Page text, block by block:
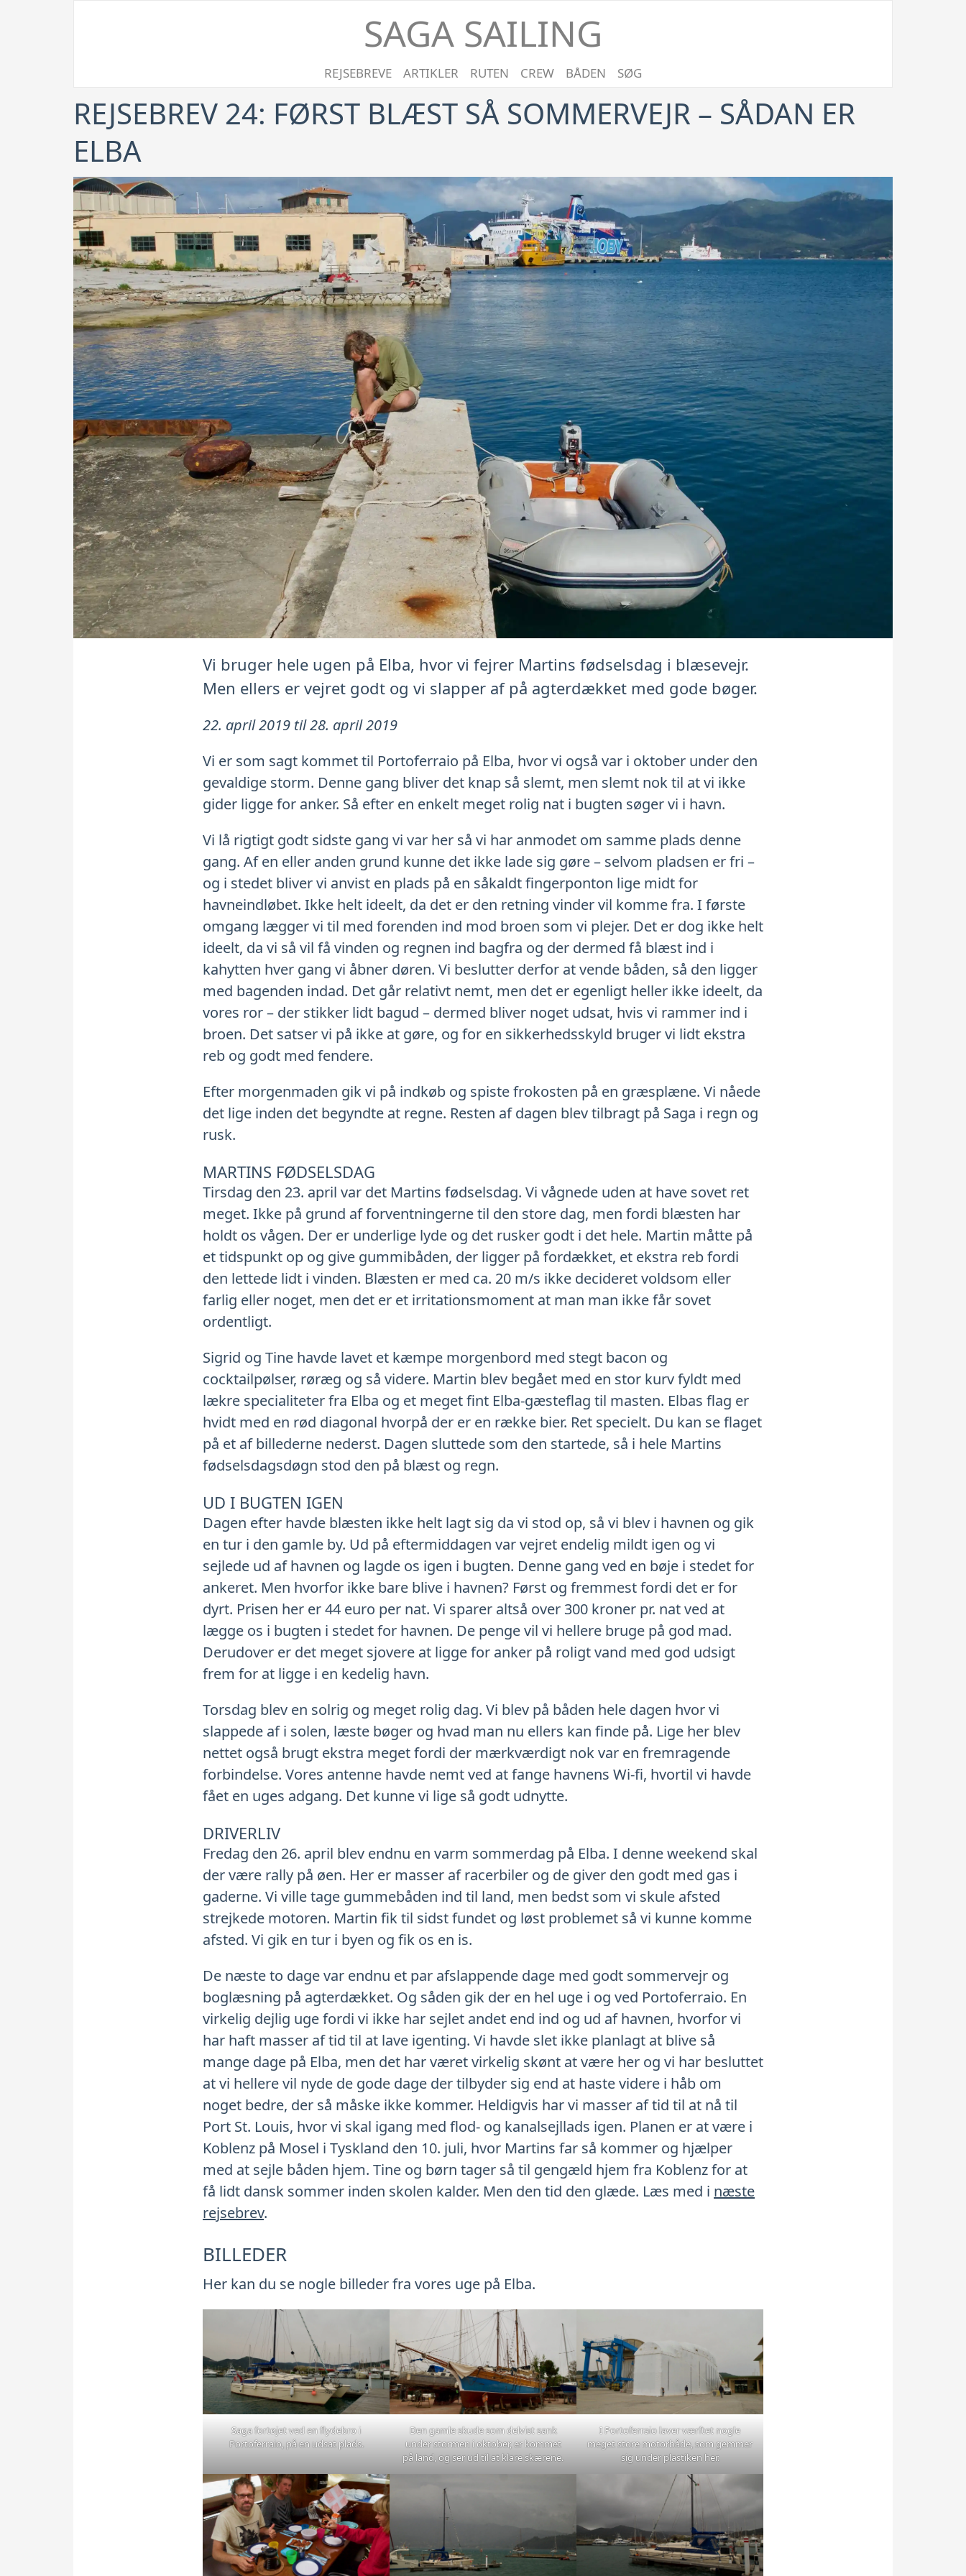
SAGA SAILING
REJSEBREVE ARTIKLER RUTEN CREW BÅDEN SØG
REJSEBREV 24: FØRST BLÆST SÅ SOMMERVEJR – SÅDAN ER
ELBA
Vi bruger hele ugen på Elba, hvor vi fejrer Martins fødselsdag i blæsevejr.
Men ellers er vejret godt og vi slapper af på agterdækket med gode bøger.
22. april 2019 til 28. april 2019
Vi er som sagt kommet til Portoferraio på Elba, hvor vi også var i oktober under den
gevaldige storm. Denne gang bliver det knap så slemt, men slemt nok til at vi ikke
gider ligge for anker. Så efter en enkelt meget rolig nat i bugten søger vi i havn.
Vi lå rigtigt godt sidste gang vi var her så vi har anmodet om samme plads denne
gang. Af en eller anden grund kunne det ikke lade sig gøre – selvom pladsen er fri –
og i stedet bliver vi anvist en plads på en såkaldt fingerponton lige midt for
havneindløbet. Ikke helt ideelt, da det er den retning vinder vil komme fra. I første
omgang lægger vi til med forenden ind mod broen som vi plejer. Det er dog ikke helt
ideelt, da vi så vil få vinden og regnen ind bagfra og der dermed få blæst ind i
kahytten hver gang vi åbner døren. Vi beslutter derfor at vende båden, så den ligger
med bagenden indad. Det går relativt nemt, men det er egenligt heller ikke ideelt, da
vores ror – der stikker lidt bagud – dermed bliver noget udsat, hvis vi rammer ind i
broen. Det satser vi på ikke at gøre, og for en sikkerhedsskyld bruger vi lidt ekstra
reb og godt med fendere.
Efter morgenmaden gik vi på indkøb og spiste frokosten på en græsplæne. Vi nåede
det lige inden det begyndte at regne. Resten af dagen blev tilbragt på Saga i regn og
rusk.
MARTINS FØDSELSDAG
Tirsdag den 23. april var det Martins fødselsdag. Vi vågnede uden at have sovet ret
meget. Ikke på grund af forventningerne til den store dag, men fordi blæsten har
holdt os vågen. Der er underlige lyde og det rusker godt i det hele. Martin måtte på
et tidspunkt op og give gummibåden, der ligger på fordækket, et ekstra reb fordi
den lettede lidt i vinden. Blæsten er med ca. 20 m/s ikke decideret voldsom eller
farlig eller noget, men det er et irritationsmoment at man man ikke får sovet
ordentligt.
Sigrid og Tine havde lavet et kæmpe morgenbord med stegt bacon og
cocktailpølser, røræg og så videre. Martin blev begået med en stor kurv fyldt med
lækre specialiteter fra Elba og et meget fint Elba-gæsteflag til masten. Elbas flag er
hvidt med en rød diagonal hvorpå der er en række bier. Ret specielt. Du kan se flaget
på et af billederne nederst. Dagen sluttede som den startede, så i hele Martins
fødselsdagsdøgn stod den på blæst og regn.
UD I BUGTEN IGEN
Dagen efter havde blæsten ikke helt lagt sig da vi stod op, så vi blev i havnen og gik
en tur i den gamle by. Ud på eftermiddagen var vejret endelig mildt igen og vi
sejlede ud af havnen og lagde os igen i bugten. Denne gang ved en bøje i stedet for
ankeret. Men hvorfor ikke bare blive i havnen? Først og fremmest fordi det er for
dyrt. Prisen her er 44 euro per nat. Vi sparer altså over 300 kroner pr. nat ved at
lægge os i bugten i stedet for havnen. De penge vil vi hellere bruge på god mad.
Derudover er det meget sjovere at ligge for anker på roligt vand med god udsigt
frem for at ligge i en kedelig havn.
Torsdag blev en solrig og meget rolig dag. Vi blev på båden hele dagen hvor vi
slappede af i solen, læste bøger og hvad man nu ellers kan finde på. Lige her blev
nettet også brugt ekstra meget fordi der mærkværdigt nok var en fremragende
forbindelse. Vores antenne havde nemt ved at fange havnens Wi-fi, hvortil vi havde
fået en uges adgang. Det kunne vi lige så godt udnytte.
DRIVERLIV
Fredag den 26. april blev endnu en varm sommerdag på Elba. I denne weekend skal
der være rally på øen. Her er masser af racerbiler og de giver den godt med gas i
gaderne. Vi ville tage gummebåden ind til land, men bedst som vi skule afsted
strejkede motoren. Martin fik til sidst fundet og løst problemet så vi kunne komme
afsted. Vi gik en tur i byen og fik os en is.
De næste to dage var endnu et par afslappende dage med godt sommervejr og
boglæsning på agterdækket. Og såden gik der en hel uge i og ved Portoferraio. En
virkelig dejlig uge fordi vi ikke har sejlet andet end ind og ud af havnen, hvorfor vi
har haft masser af tid til at lave igenting. Vi havde slet ikke planlagt at blive så
mange dage på Elba, men det har været virkelig skønt at være her og vi har besluttet
at vi hellere vil nyde de gode dage der tilbyder sig end at haste videre i håb om
noget bedre, der så måske ikke kommer. Heldigvis har vi masser af tid til at nå til
Port St. Louis, hvor vi skal igang med flod- og kanalsejllads igen. Planen er at være i
Koblenz på Mosel i Tyskland den 10. juli, hvor Martins far så kommer og hjælper
med at sejle båden hjem. Tine og børn tager så til gengæld hjem fra Koblenz for at
få lidt dansk sommer inden skolen kalder. Men den tid den glæde. Læs med i næste
rejsebrev.
BILLEDER
Her kan du se nogle billeder fra vores uge på Elba.
Saga fortøjet ved en flydebro i
Portoferraio, på en udsat plads.
Den gamle skude som delvist sank
under stormen i oktober, er kommet
på land, og ser ud til at klare skærene.
I Portoferraio laver værftet nogle
meget store motorbåde, som gemmer
sig under plastiken her.